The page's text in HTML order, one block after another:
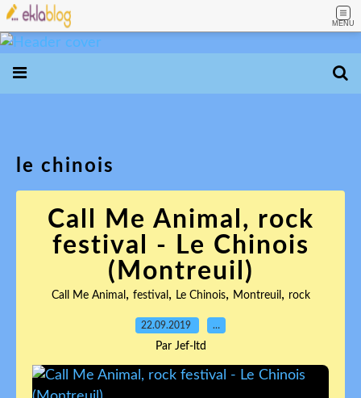
MENU
le chinois
Call Me Animal, rock
festival - Le Chinois
(Montreuil)
Call Me Animal , festival , Le Chinois, Montreuil, rock
22.09.2019 …
Par Jef-ltd